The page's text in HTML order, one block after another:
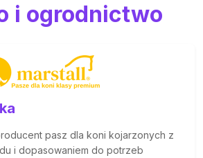
i ogrodnictwo
pasz dla koni kojarzonych z
i dopasowaniem do potrzeb